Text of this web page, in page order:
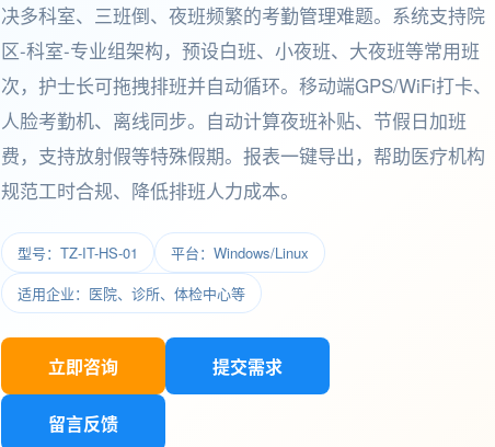
决多科室、三班倒、夜班频繁的考勤管理难题。系统支持院
区-科室-专业组架构，预设白班、小夜班、大夜班等常用班
次，护士长可拖拽排班并自动循环。移动端GPS/WiFi打卡、
人脸考勤机、离线同步。自动计算夜班补贴、节假日加班
费，支持放射假等特殊假期。报表一键导出，帮助医疗机构
规范工时合规、降低排班人力成本。
型号：TZ-IT-HS-01
平台：Windows/Linux
适用企业：医院、诊所、体检中心等
立即咨询 提交需求
留言反馈